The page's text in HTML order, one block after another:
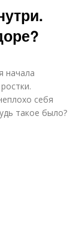
начала
себя
такое было?